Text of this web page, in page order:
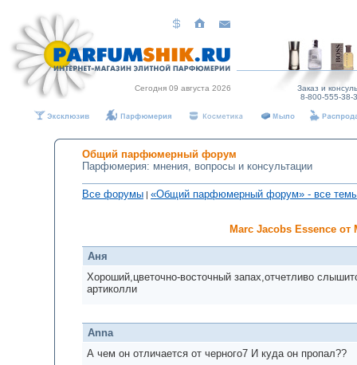
Сегодня 09 августа 2026
Заказ и
8-800-555-38-
Общий парфюмерный форум
Парфюмерия: мнения, вопросы и консультации
Все форумы | «Общий парфюмерный форум» - все
Marc Jacobs Essence от
Аня
Хороший,цветочно-восточный запах,отчетливо
артиколли
Anna
А чем он отличается от черного7 И куда он пропал??